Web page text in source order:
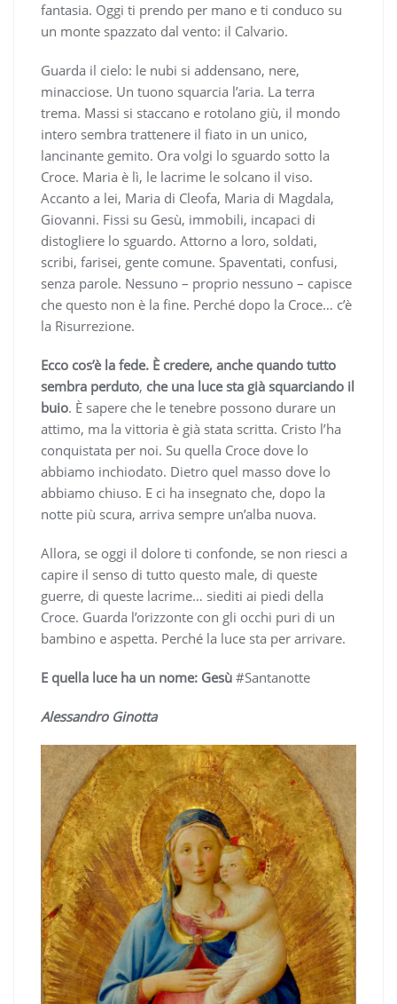
fantasia. Oggi ti prendo per mano e ti conduco su
un monte spazzato dal vento: il Calvario.
Guarda il cielo: le nubi si addensano, nere,
minacciose. Un tuono squarcia l’aria. La terra
trema. Massi si staccano e rotolano giù, il mondo
intero sembra trattenere il fiato in un unico,
lancinante gemito. Ora volgi lo sguardo sotto la
Croce. Maria è lì, le lacrime le solcano il viso.
Accanto a lei, Maria di Cleofa, Maria di Magdala,
Giovanni. Fissi su Gesù, immobili, incapaci di
distogliere lo sguardo. Attorno a loro, soldati,
scribi, farisei, gente comune. Spaventati, confusi,
senza parole. Nessuno – proprio nessuno – capisce
che questo non è la fine. Perché dopo la Croce… c’è
la Risurrezione.
Ecco cos’è la fede. È credere, anche quando tutto
sembra perduto, che una luce sta già squarciando il
buio. È sapere che le tenebre possono durare un
attimo, ma la vittoria è già stata scritta. Cristo l’ha
conquistata per noi. Su quella Croce dove lo
abbiamo inchiodato. Dietro quel masso dove lo
abbiamo chiuso. E ci ha insegnato che, dopo la
notte più scura, arriva sempre un’alba nuova.
Allora, se oggi il dolore ti confonde, se non riesci a
capire il senso di tutto questo male, di queste
guerre, di queste lacrime… siediti ai piedi della
Croce. Guarda l’orizzonte con gli occhi puri di un
bambino e aspetta. Perché la luce sta per arrivare.
E quella luce ha un nome: Gesù #Santanotte
Alessandro Ginotta